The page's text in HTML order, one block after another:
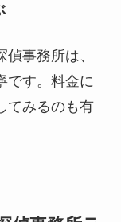
事務所は、
です。料金に
てみるのも有